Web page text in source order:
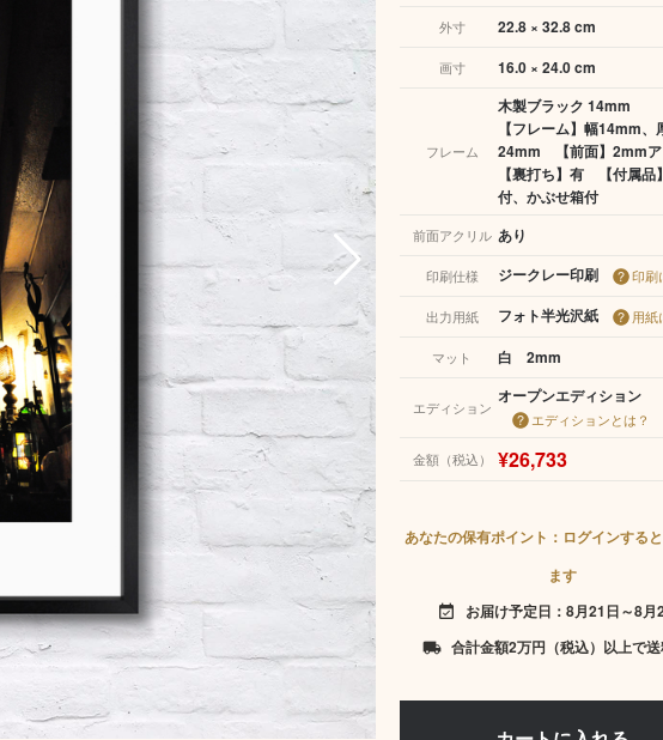
外寸 22.8 × 32.8 cm
画寸 16.0 × 24.0 cm
フレーム
木製ブラック 14mm
【フレーム】幅14mm、
24mm 【前面】2mm
【裏打ち】有 【付属品
付、かぶせ箱付
前面アクリル あり
印刷仕様 ジークレー印刷 印刷
出力用紙 フォト半光沢紙 用紙
マット 白 2mm
エディション
オープンエディション
エディションとは？
金額（税込） ¥26,733
あなたの保有ポイント：ログインする
ます
event_available お届け予定日：8月21日～8月
local_shipping 合計金額2万円（税込）以上で